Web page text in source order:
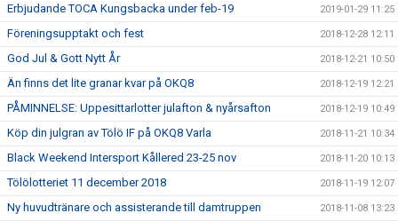
Erbjudande TOCA Kungsbacka under feb-19 2019-01-29 11:25
Föreningsupptakt och fest 2018-12-28 12:11
God Jul & Gott Nytt År 2018-12-21 10:50
Än finns det lite granar kvar på OKQ8 2018-12-19 12:21
PÅMINNELSE: Uppesittarlotter julafton & nyårsafton 2018-12-19 10:49
Köp din julgran av Tölö IF på OKQ8 Varla 2018-11-21 10:34
Black Weekend Intersport Kållered 23-25 nov 2018-11-20 10:13
Tölölotteriet 11 december 2018 2018-11-19 12:07
Ny huvudtränare och assisterande till damtruppen 2018-11-08 13:23